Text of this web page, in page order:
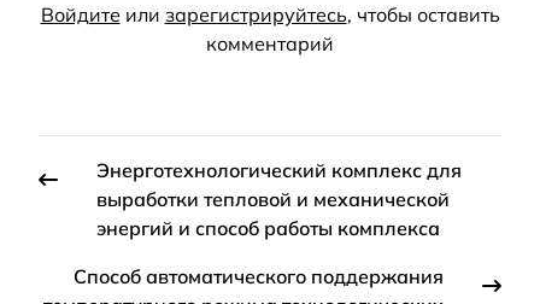
Войдите или зарегистрируйтесь, чтобы оставить
комментарий
Энерготехнологический комплекс для
выработки тепловой и механической
энергий и способ работы комплекса
Способ автоматического поддержания